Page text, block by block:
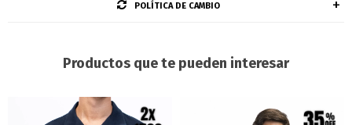
POLÍTICA DE CAMBIO
Productos que te pueden interesar